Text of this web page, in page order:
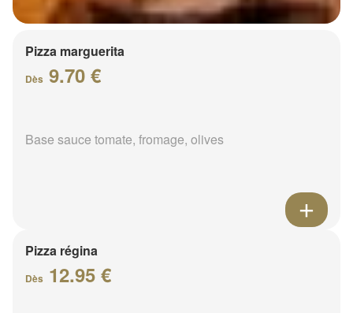
Pizza marguerita
Dès 9.70 €
Base sauce tomate, fromage, olives
Pizza régina
Dès 12.95 €